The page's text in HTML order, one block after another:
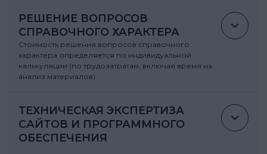
РЕШЕНИЕ ВОПРОСОВ
СПРАВОЧНОГО ХАРАКТЕРА
Стоимость решения вопросов справочного
характера определяется по индивидуальной
калькуляции (по трудозатратам, включая время на
анализ материалов).
ТЕХНИЧЕСКАЯ ЭКСПЕРТИЗА
САЙТОВ И ПРОГРАММНОГО
ОБЕСПЕЧЕНИЯ